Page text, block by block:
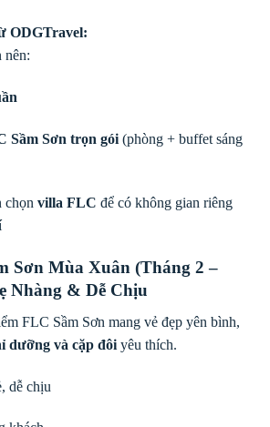
ODGTravel:
nên:
Sầm Sơn trọn gói(phòng + buffet sáng
chọn villa FLC để có không gian riêng
Sơn Mùa Xuân (Tháng 2 –
Nhàng & Dễ Chịu
FLC Sầm Sơn mang vẻ đẹp yên bình,
dưỡng và cặp đôi yêu thích.
dễ chịu